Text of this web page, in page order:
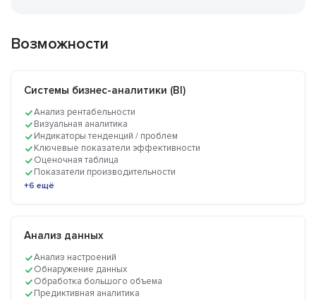
Возможности
Системы бизнес-аналитики (BI)
Анализ рентабельности
Визуальная аналитика
Индикаторы тенденций / проблем
Ключевые показатели эффективности
Оценочная таблица
Показатели производительности
+6 ещё
Анализ данных
Анализ настроений
Обнаружение данных
Обработка большого объема
Предиктивная аналитика